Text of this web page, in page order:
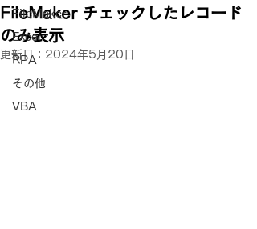
FileMaker
Excel
RPA
その他
VBA
FileMaker チェックしたレコード
のみ表示
更新日： 2024年5月20日